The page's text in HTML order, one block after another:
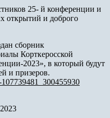
25- й конференции и
открытий и доброго
сборник
Корткеросской
2023», в который будут
и призеров.